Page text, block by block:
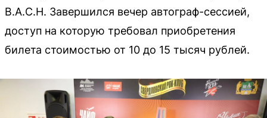
B.A.C.H. Завершился вечер автограф-сессией,
доступ на которую требовал приобретения
билета стоимостью от 10 до 15 тысяч рублей.